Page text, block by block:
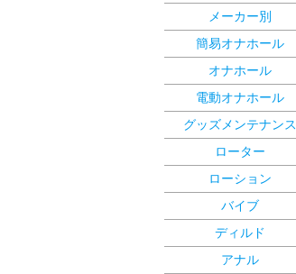
メーカー別
簡易オナホール
オナホール
電動オナホール
グッズメンテナンス
ローター
ローション
バイブ
ディルド
アナル